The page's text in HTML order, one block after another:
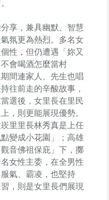
享，兼具幽默、智慧
氛更為熱烈。多名女
性，但仍遭遇「妳又
會喝酒怎麼當村
間連家人、先生也唱
往前走的辛酸故事，
選後，女里長在里民
，則更能展現優勢。
里里長林秀真是上任
變成小花園」；高雄
音佛祖保庇」下，擲
女性主委，在全男性
氣、霸凌，也堅持
，則是女里長們展現